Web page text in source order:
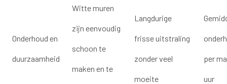
Onderhoud en
duurzaamheid
Witte muren
zijn eenvoudig
schoon te
maken en te
Langdurige
frisse uitstraling
zonder veel
moeite
per
uur